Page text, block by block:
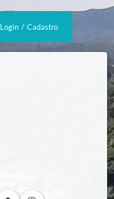
Login / Cadastro